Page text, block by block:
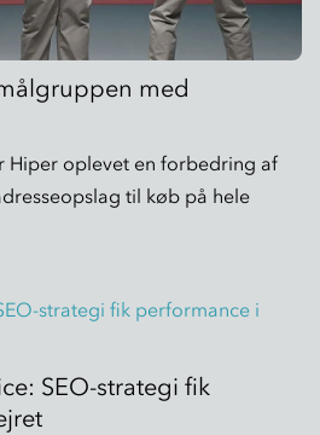
med
Hiper oplevet en forbedring af
til køb på hele
SEO-strategi fik